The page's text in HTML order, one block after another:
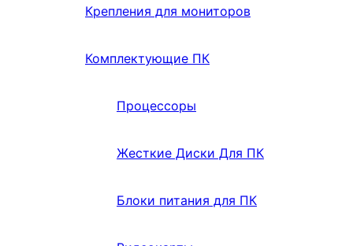
Крепления для мониторов
Комплектующие ПК
Процессоры
Жесткие Диски Для ПК
Блоки питания для ПК